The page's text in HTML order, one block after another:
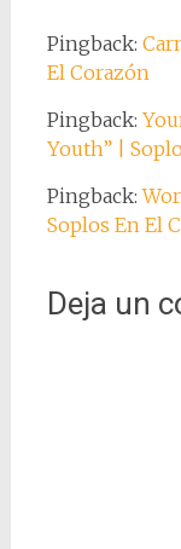
Pingback:
El Corazón
Pingback:
Youth” |
Pingback:
Soplos En El
Deja un